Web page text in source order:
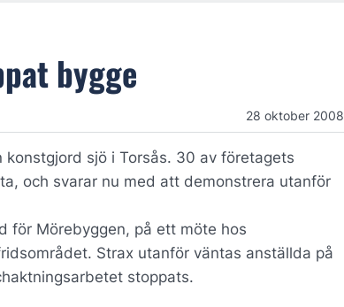
bygge
28 oktober 2008
sjö i Torsås. 30 av företagets
och svarar nu med att demonstrera utanför
för Mörebyggen, på ett möte hos
Strax utanför väntas anställda på
stoppats.